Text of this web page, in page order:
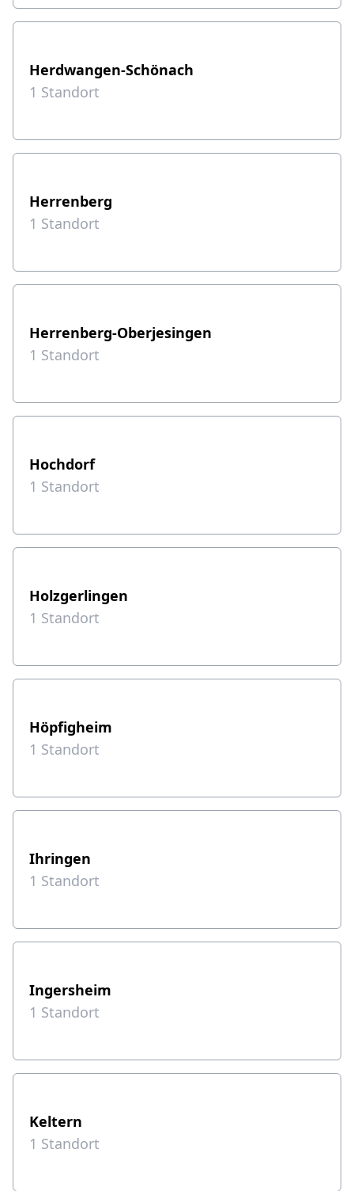
Herdwangen-Schönach
1 Standort
Herrenberg
1 Standort
Herrenberg-Oberjesingen
1 Standort
Hochdorf
1 Standort
Holzgerlingen
1 Standort
Höpfigheim
1 Standort
Ihringen
1 Standort
Ingersheim
1 Standort
Keltern
1 Standort